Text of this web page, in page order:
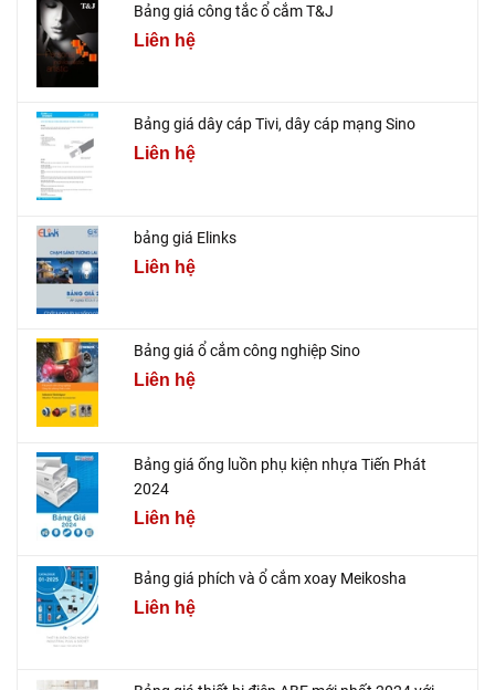
Bảng giá công tắc ổ cắm T&J
Liên hệ
Bảng giá dây cáp Tivi, dây cáp mạng Sino
Liên hệ
bảng giá Elinks
Liên hệ
Bảng giá ổ cắm công nghiệp Sino
Liên hệ
Bảng giá ống luồn phụ kiện nhựa Tiến Phát
2024
Liên hệ
Bảng giá phích và ổ cắm xoay Meikosha
Liên hệ